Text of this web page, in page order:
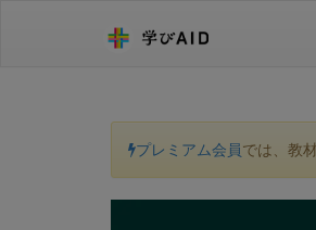
プレミアム会員では、教